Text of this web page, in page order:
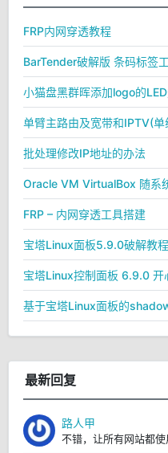
FRP内网穿透教程
BarTender破解版 条码标签
小猫盘黑群晖添加logo的
单臂主路由及宽带和IPTV(单
批处理修改IP地址的办法
Oracle VM VirtualBox 随系
FRP – 内网穿透工具搭建
宝塔Linux面板5.9.0破解教程
宝塔Linux控制面板 6.9.0 开
基于宝塔Linux面板的
最新回复
路人甲
不错，让所有网站都使